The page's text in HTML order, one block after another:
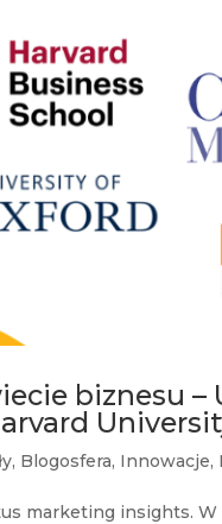
biznesu –
, Blogosfera, Innowacje,
marketing insights.